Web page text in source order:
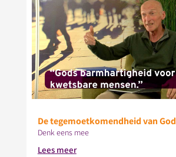
De tegemoetkomendheid van God
Denk eens mee
Lees meer